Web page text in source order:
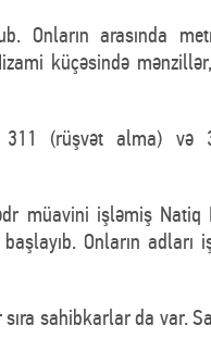
Onların arasında
küçəsində
311 (rüşvət alma) və
müavini işləmiş Natiq
Onların adları
sıra sahibkarlar da var.